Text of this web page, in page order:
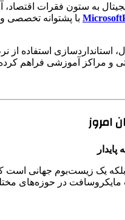
دیجیتال به ستون
با پشتوانه تخصصی
استانداردسازی استفاده
و مراکز آموزشی فراهم
امروز
یک زیست‌بوم جهانی است
در حوزه‌های